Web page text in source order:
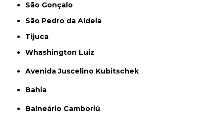
São Gonçalo
São Pedro da Aldeia
Tijuca
Whashington Luiz
Avenida Juscelino Kubitschek
Bahia
Balneário Camboriú